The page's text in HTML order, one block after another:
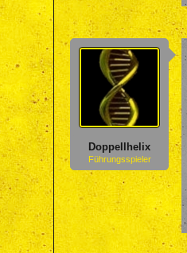
Doppellhelix
Führungsspieler